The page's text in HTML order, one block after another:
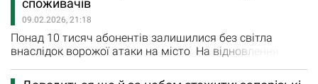
відновили електропостачання 9 428 споживачів. -
Лише протягом минулої…
споживачів
09.02.2026, 21:18
Понад 10 тисяч абонентів залишилися без світла
внаслідок ворожої атаки на місто На відновлення
енергетикам знадобилося кілька годин. - Сьогодні